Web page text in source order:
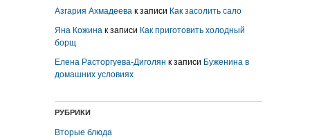
Азгария Ахмадеева к записи Как засолить сало
Яна Кожина к записи Как приготовить холодный
борщ
Елена Расторгуева-Диголян к записи Буженина в
домашних условиях
РУБРИКИ
Вторые блюда